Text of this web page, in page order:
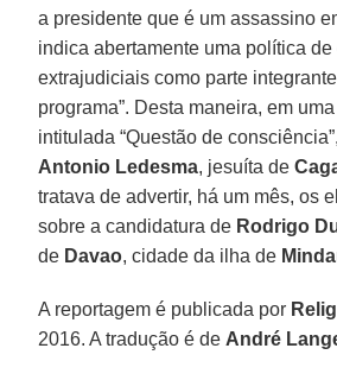
a presidente que é um assassino
indica abertamente uma política
extrajudiciais como parte
programa”. Desta maneira, em
intitulada “Questão de
Antonio Ledesma, jesuíta de
tratava de advertir, há um mês, os
sobre a candidatura de Rodrigo
de Davao, cidade da ilha de
A reportagem é publicada por
2016. A tradução é de André